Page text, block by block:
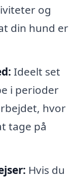
og
din hund er
Ideelt set
i perioder
hvor
tage på
Hvis du